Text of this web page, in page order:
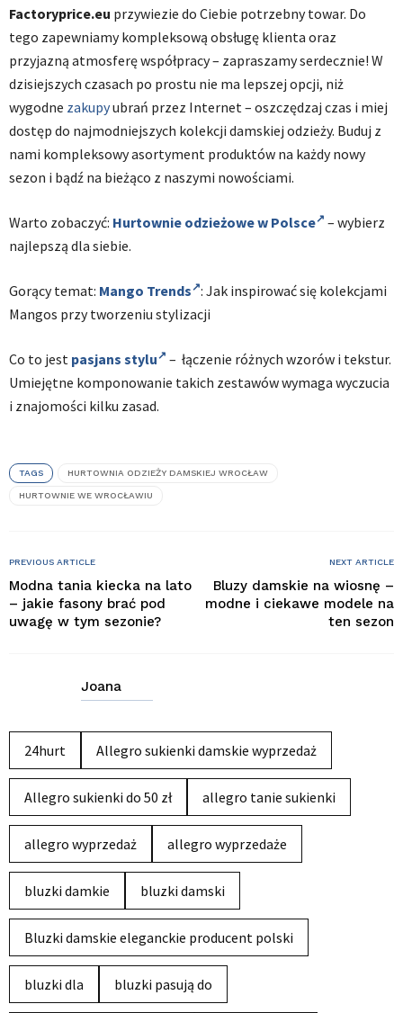
Factoryprice.eu przywiezie do Ciebie potrzebny towar. Do
tego zapewniamy kompleksową obsługę klienta oraz
przyjazną atmosferę współpracy – zapraszamy serdecznie! W
dzisiejszych czasach po prostu nie ma lepszej opcji, niż
wygodne zakupyubrań przez Internet – oszczędzaj czas i miej
dostęp do najmodniejszych kolekcji damskiej odzieży. Buduj z
nami kompleksowy asortyment produktów na każdy nowy
sezon i bądź na bieżąco z naszymi nowościami.
Warto zobaczyć: Hurtownie odzieżowe w Polsce
– wybierz
najlepszą dla siebie.
Gorący temat: Mango Trends : Jak inspirować się kolekcjami
Mangos przy tworzeniu stylizacji
Co to jest pasjans stylu
– łączenie różnych wzorów i tekstur.
Umiejętne komponowanie takich zestawów wymaga wyczucia
i znajomości kilku zasad.
TAGS HURTOWNIA ODZIEŻY DAMSKIEJ WROCŁAW
HURTOWNIE WE WROCŁAWIU
PREVIOUS ARTICLE
Modna tania kiecka na lato
– jakie fasony brać pod
uwagę w tym sezonie?
NEXT ARTICLE
Bluzy damskie na wiosnę –
modne i ciekawe modele na
ten sezon
Joana
24hurt Allegro sukienki damskie wyprzedaż
Allegro sukienki do 50 zł allegro tanie sukienki
allegro wyprzedaż allegro wyprzedaże
bluzki damkie bluzki damski
Bluzki damskie eleganckie producent polski
bluzki dla bluzki pasują do